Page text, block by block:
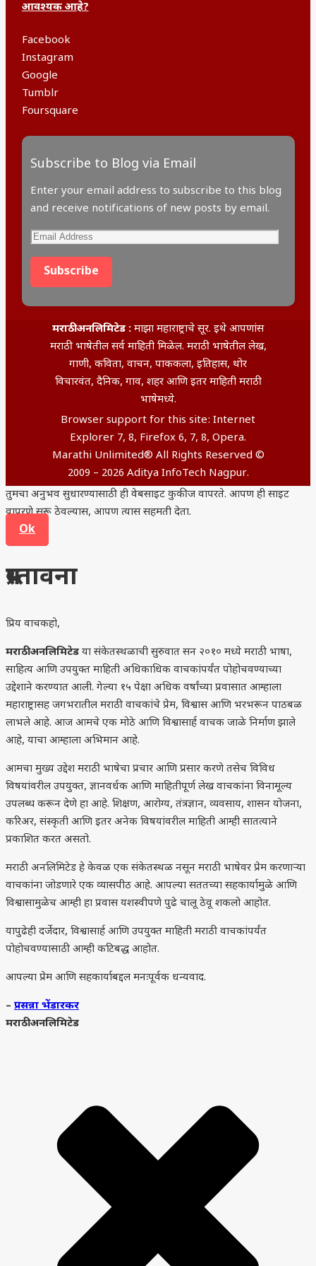
आवश्यक आहे?
Facebook
Instagram
Google
Tumblr
Foursquare
Subscribe to Blog via Email
Enter your email address to subscribe to this blog
and receive notifications of new posts by email.
Email
Address
Subscribe
मराठी अनलिमिटेड : माझा महाराष्ट्राचे सूर. इथे आपणांस
मराठी भाषेतील सर्व माहिती मिळेल. मराठी भाषेतील लेख,
गाणी, कविता, वाचन, पाककला, इतिहास, थोर
विचारवंत, दैनिक, गाव, शहर आणि इतर माहिती मराठी
भाषेमध्ये.
Browser support for this site: Internet
Explorer 7, 8, Firefox 6, 7, 8, Opera.
Marathi Unlimited® All Rights Reserved ©
2009 – 2026 Aditya InfoTech Nagpur.
तुमचा अनुभव सुधारण्यासाठी ही वेबसाइट कुकीज वापरते. आपण ही साइट
वापरणे सुरू ठेवल्यास, आपण त्यास सहमती देता.
Ok
प्रस्तावना
प्रिय वाचकहो,
मराठी अनलिमिटेड या संकेतस्थळाची सुरुवात सन २०१० मध्ये मराठी भाषा,
साहित्य आणि उपयुक्त माहिती अधिकाधिक वाचकांपर्यंत पोहोचवण्याच्या
उद्देशाने करण्यात आली. गेल्या १५ पेक्षा अधिक वर्षांच्या प्रवासात आम्हाला
महाराष्ट्रासह जगभरातील मराठी वाचकांचे प्रेम, विश्वास आणि भरभरून पाठबळ
लाभले आहे. आज आमचे एक मोठे आणि विश्वासार्ह वाचक जाळे निर्माण झाले
आहे, याचा आम्हाला अभिमान आहे.
आमचा मुख्य उद्देश मराठी भाषेचा प्रचार आणि प्रसार करणे तसेच विविध
विषयांवरील उपयुक्त, ज्ञानवर्धक आणि माहितीपूर्ण लेख वाचकांना विनामूल्य
उपलब्ध करून देणे हा आहे. शिक्षण, आरोग्य, तंत्रज्ञान, व्यवसाय, शासन योजना,
करिअर, संस्कृती आणि इतर अनेक विषयांवरील माहिती आम्ही सातत्याने
प्रकाशित करत असतो.
मराठी अनलिमिटेड हे केवळ एक संकेतस्थळ नसून मराठी भाषेवर प्रेम करणाऱ्या
वाचकांना जोडणारे एक व्यासपीठ आहे. आपल्या सततच्या सहकार्यामुळे आणि
विश्वासामुळेच आम्ही हा प्रवास यशस्वीपणे पुढे चालू ठेवू शकलो आहोत.
यापुढेही दर्जेदार, विश्वासार्ह आणि उपयुक्त माहिती मराठी वाचकांपर्यंत
पोहोचवण्यासाठी आम्ही कटिबद्ध आहोत.
आपल्या प्रेम आणि सहकार्याबद्दल मनःपूर्वक धन्यवाद.
– प्रसन्ना भेंडारकर
मराठी अनलिमिटेड